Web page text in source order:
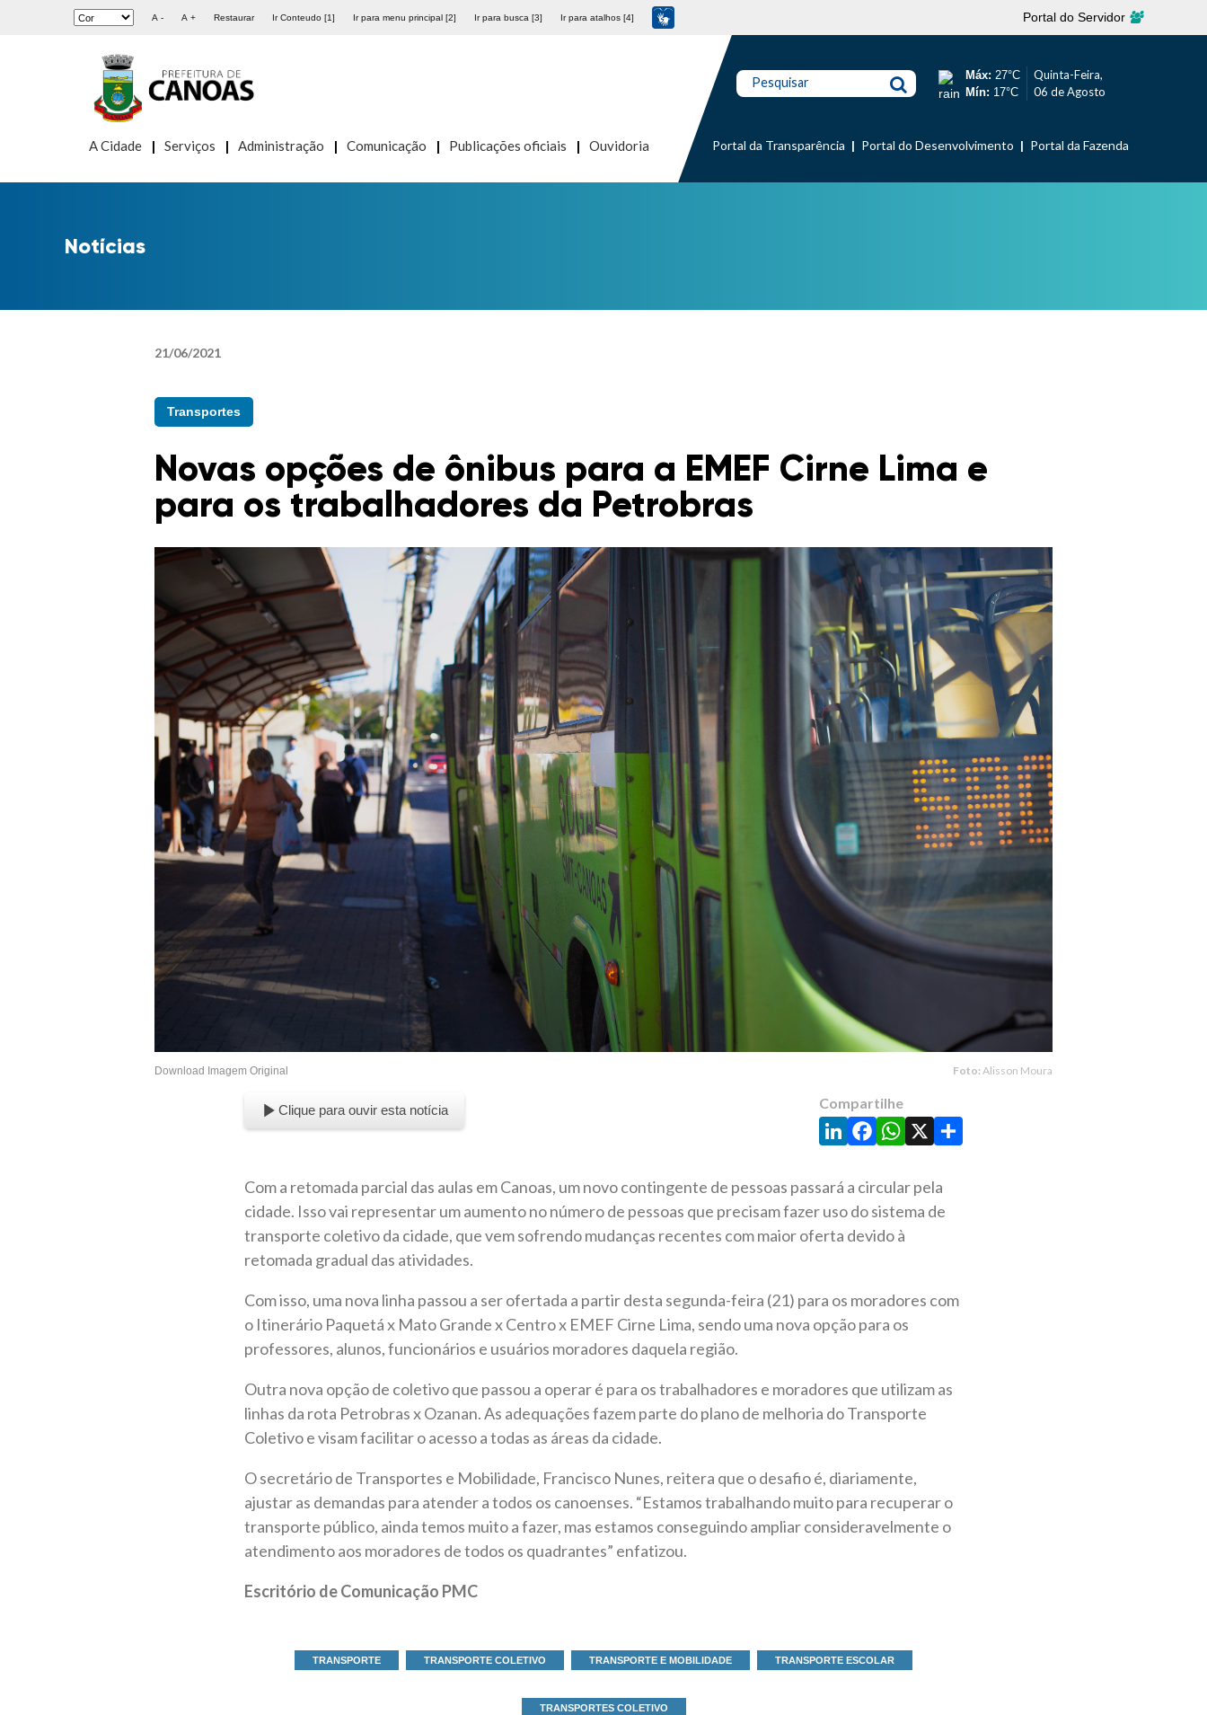
A - A + Restaurar Ir Conteudo [1] Ir para menu principal [2] Ir para busca [3] Ir para atalhos [4] Portal do Servidor
A Cidade Serviços Administração Comunicação Publicações oficiais Ouvidoria
Pesquisar Máx: 27°C
Mín: 17°C
Quinta-Feira,
06 de Agosto
Portal da Transparência Portal do Desenvolvimento Portal da Fazenda
Notícias
21/06/2021
Transportes
Novas opções de ônibus para a EMEF Cirne Lima e
para os trabalhadores da Petrobras
Download Imagem Original Foto: Alisson Moura
Clique para ouvir esta notícia Compartilhe
LinkedIn
Facebook
WhatsApp
X Share
Com a retomada parcial das aulas em Canoas, um novo contingente de pessoas passará a circular pela
cidade. Isso vai representar um aumento no número de pessoas que precisam fazer uso do sistema de
transporte coletivo da cidade, que vem sofrendo mudanças recentes com maior oferta devido à
retomada gradual das atividades.
Com isso, uma nova linha passou a ser ofertada a partir desta segunda-feira (21) para os moradores com
o Itinerário Paquetá x Mato Grande x Centro x EMEF Cirne Lima, sendo uma nova opção para os
professores, alunos, funcionários e usuários moradores daquela região.
Outra nova opção de coletivo que passou a operar é para os trabalhadores e moradores que utilizam as
linhas da rota Petrobras x Ozanan. As adequações fazem parte do plano de melhoria do Transporte
Coletivo e visam facilitar o acesso a todas as áreas da cidade.
O secretário de Transportes e Mobilidade, Francisco Nunes, reitera que o desafio é, diariamente,
ajustar as demandas para atender a todos os canoenses. “Estamos trabalhando muito para recuperar o
transporte público, ainda temos muito a fazer, mas estamos conseguindo ampliar consideravelmente o
atendimento aos moradores de todos os quadrantes” enfatizou.
Escritório de Comunicação PMC
TRANSPORTE TRANSPORTE COLETIVO TRANSPORTE E MOBILIDADE TRANSPORTE ESCOLAR
TRANSPORTES COLETIVO